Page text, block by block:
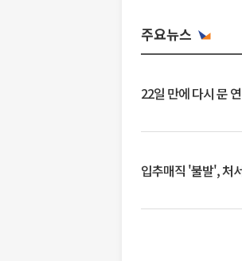
주요뉴스
22일 만에 다시 문
입추매직 '불발', 처